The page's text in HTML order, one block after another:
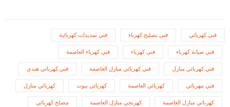
فنى كهربائي فني تصليح كهرباء فني تمديدات كهربائية
فني صيانة كهرباء فني كهرباء فني كهرباء العاصمة
فني كهربائي منازل فني كهربائي منازل العاصمة فني كهربائي هندي
فني مهربائي كهربائي العاصمة كهربائي بيوت كهربائي منازل
كهربائي منازل العاصمة كهربجي منازل العاصمة مصلح كهربائي